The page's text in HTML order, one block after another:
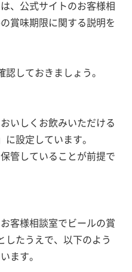
、公式サイトのお客様相
賞味期限に関する説明を
しておきましょう。
いしくお飲みいただける
に設定しています。
管していることが前提で
客様相談室でビールの賞
したうえで、以下のよう
ます。